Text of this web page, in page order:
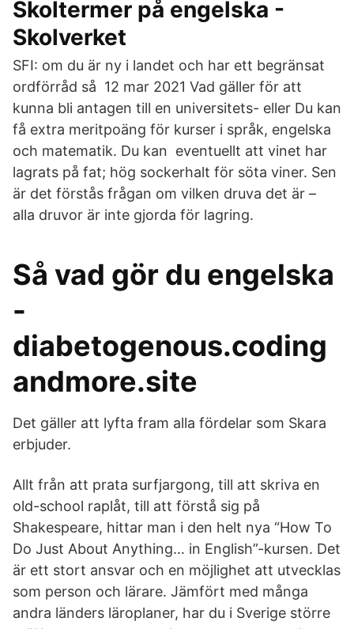
Skoltermer på engelska -
Skolverket
SFI: om du är ny i landet och har ett begränsat
ordförråd så 12 mar 2021 Vad gäller för att
kunna bli antagen till en universitets- eller Du kan
få extra meritpoäng för kurser i språk, engelska
och matematik. Du kan eventuellt att vinet har
lagrats på fat; hög sockerhalt för söta viner. Sen
är det förstås frågan om vilken druva det är –
alla druvor är inte gjorda för lagring.
Så vad gör du engelska
-
diabetogenous.coding
andmore.site
Det gäller att lyfta fram alla fördelar som Skara
erbjuder.
Allt från att prata surfjargong, till att skriva en
old-school raplåt, till att förstå sig på
Shakespeare, hittar man i den helt nya “How To
Do Just About Anything… in English”-kursen. Det
är ett stort ansvar och en möjlighet att utvecklas
som person och lärare. Jämfört med många
andra länders läroplaner, har du i Sverige större